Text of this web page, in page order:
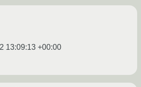
13:09:13 +00:00